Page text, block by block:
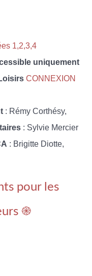
1,2,3,4
uniquement
CONNEXION
: Rémy Corthésy,
: Sylvie Mercier
: Brigitte Diotte,
pour les
֎